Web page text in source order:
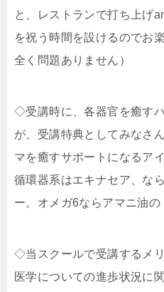
と、レストランで打ち上げ
を祝う時間を設けるのでお
全く問題ありません）
◇受講時に、各器官を癒す
が、受講特典としてみなさ
マを癒すサポートになるア
循環器系はエキナセア、な
ー。オメガ6ならアマニ油の
◇当スクールで受講するメ
医学についての進歩状況に